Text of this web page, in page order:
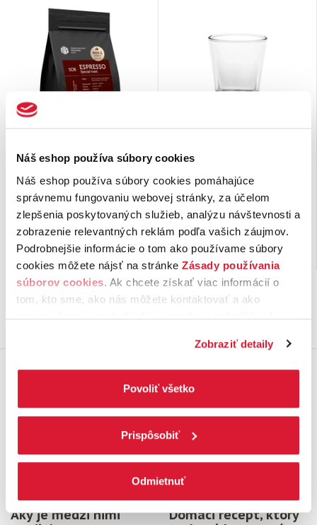
Náš eshop používa súbory cookies
Náš eshop používa súbory cookies pomáhajúce
správnemu fungovaniu webovej stránky, za účelom
zlepšenia poskytovaných služieb, analýzu návštevnosti a
zobrazenie relevantných reklám podľa vašich záujmov.
Podrobnejšie informácie o tom ako používame súbory
cookies môžete nájsť na stránke Zásady používania
súborov cookies. Ak chcete získať viac informácií o
tom, kto sme, ako nás môžete kontaktovať a ako
spracovávame osobné údaje, pozrite si našeZásady
„Povoliť všetko“ vyjadríte svoj súhlas s používaním
všetkých súborov cookies. Ak chcete niektoré
zamietnuť, upravte preferencie kliknutím na tlačítko
Zobraziť detaily
Povoliť všetko
Prispôsobiť
Odmietnuť
Espresso Special roast
Našunajlepšiu espresso zmes
tvoríme z troch single origin káv
B.O.P. SPECIAL ROASTje pre
8,20 €
21 ks na sklade
Pohár na servírovanie vody ku
káve v objeme 85 ml. Výška 7 cm
a priemer …
1,
€
29 ks na sklade
Najnovšie z blogu
Americano vs. lungo:
Aký je medzi nimi
14. júl 2026
Hroznový sirup:
Domáci recept, ktorý